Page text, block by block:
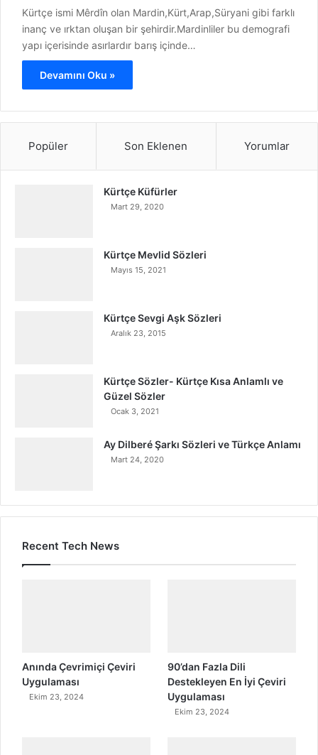
Kürtçe ismi Mêrdîn olan Mardin,Kürt,Arap,Süryani gibi farklı
inanç ve ırktan oluşan bir şehirdir.Mardinliler bu demografi
yapı içerisinde asırlardır barış içinde…
Devamını Oku »
Popüler Son Eklenen Yorumlar
Kürtçe Küfürler
Mart 29, 2020
Kürtçe Mevlid Sözleri
Mayıs 15, 2021
Kürtçe Sevgi Aşk Sözleri
Aralık 23, 2015
Kürtçe Sözler- Kürtçe Kısa Anlamlı ve
Güzel Sözler
Ocak 3, 2021
Ay Dilberé Şarkı Sözleri ve Türkçe Anlamı
Mart 24, 2020
Recent Tech News
Anında Çevrimiçi Çeviri
Uygulaması
Ekim 23, 2024
90’dan Fazla Dili
Destekleyen En İyi Çeviri
Uygulaması
Ekim 23, 2024